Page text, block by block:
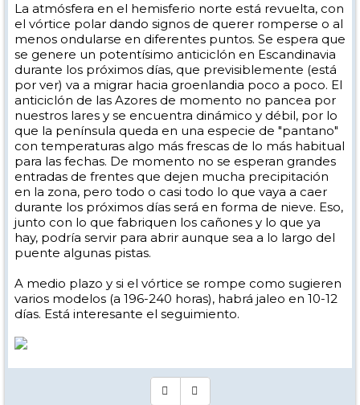
La atmósfera en el hemisferio norte está revuelta, con
el vórtice polar dando signos de querer romperse o al
menos ondularse en diferentes puntos. Se espera que
se genere un potentísimo anticiclón en Escandinavia
durante los próximos días, que previsiblemente (está
por ver) va a migrar hacia groenlandia poco a poco. El
anticiclón de las Azores de momento no pancea por
nuestros lares y se encuentra dinámico y débil, por lo
que la península queda en una especie de "pantano"
con temperaturas algo más frescas de lo más habitual
para las fechas. De momento no se esperan grandes
entradas de frentes que dejen mucha precipitación
en la zona, pero todo o casi todo lo que vaya a caer
durante los próximos días será en forma de nieve. Eso,
junto con lo que fabriquen los cañones y lo que ya
hay, podría servir para abrir aunque sea a lo largo del
puente algunas pistas.
A medio plazo y si el vórtice se rompe como sugieren
varios modelos (a 196-240 horas), habrá jaleo en 10-12
días. Está interesante el seguimiento.